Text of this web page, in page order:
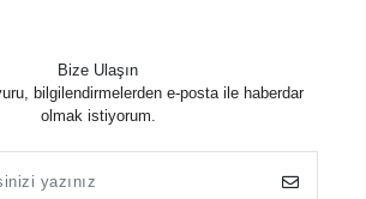
Bize Ulaşın
bilgilendirmelerden e-posta ile haberdar
olmak istiyorum.